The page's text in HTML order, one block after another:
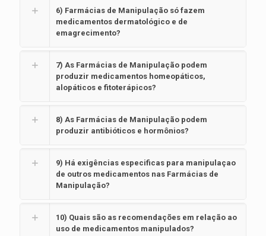
6) Farmácias de Manipulação só fazem
medicamentos dermatológico e de
emagrecimento?
7) As Farmácias de Manipulação podem
produzir medicamentos homeopáticos,
alopáticos e fitoterápicos?
8) As Farmácias de Manipulação podem
produzir antibióticos e hormônios?
9) Há exigências especificas para manipulaçao
de outros medicamentos nas Farmácias de
Manipulação?
10) Quais são as recomendações em relação ao
uso de medicamentos manipulados?